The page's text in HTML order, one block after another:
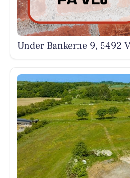
Under Bankerne 9, 5492